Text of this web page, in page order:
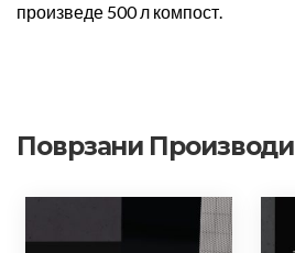
произведе 500 л компост.
Поврзани Производи